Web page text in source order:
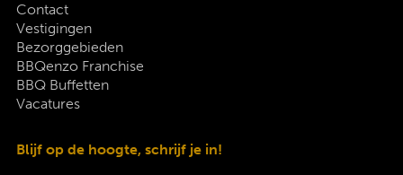
Contact
Vestigingen
Bezorggebieden
BBQenzo Franchise
BBQ Buffetten
Vacatures
Blijf op de hoogte, schrijf je in!